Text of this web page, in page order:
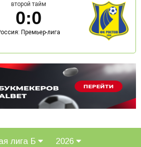
второй тайм
0:0
Премьер-лига
лига Б 2026